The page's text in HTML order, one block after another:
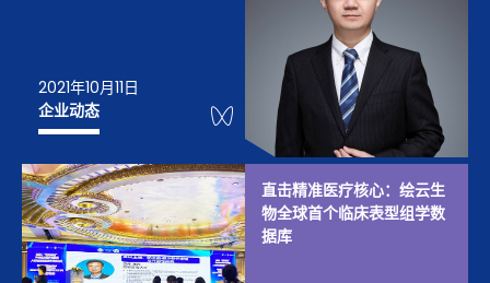
企业动态
2021年10月11日
WeChat Knowledge
直击精准医疗核心：绘云生
物全球首个临床表型组学数
据库